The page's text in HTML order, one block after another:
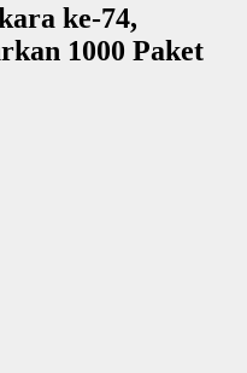
ke-74,
1000 Paket